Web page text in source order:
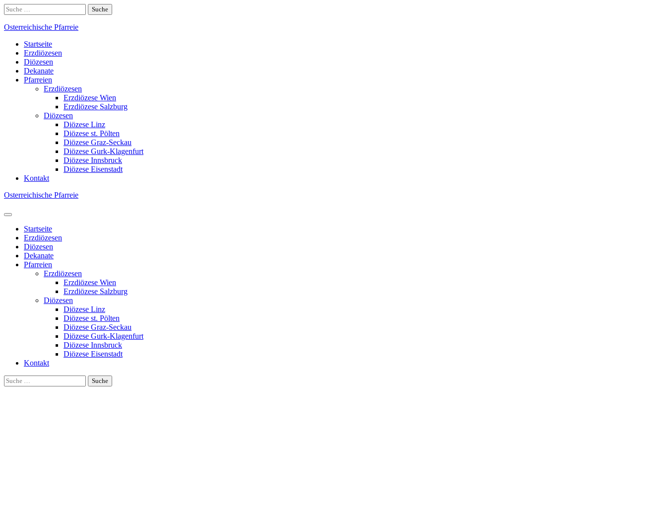
Skip
to
content
Suche
nach:
Osterreichische Pfarreie
Startseite
Erzdiözesen
Diözesen
Dekanate
Pfarreien
Erzdiözesen
Erzdiözese Wien
Erzdiözese Salzburg
Diözesen
Diözese Linz
Diözese st. Pölten
Diözese Graz-Seckau
Diözese Gurk-Klagenfurt
Diözese Innsbruck
Diözese Eisenstadt
Kontakt
Osterreichische Pfarreie
Startseite
Erzdiözesen
Diözesen
Dekanate
Pfarreien
Erzdiözesen
Erzdiözese Wien
Erzdiözese Salzburg
Diözesen
Diözese Linz
Diözese st. Pölten
Diözese Graz-Seckau
Diözese Gurk-Klagenfurt
Diözese Innsbruck
Diözese Eisenstadt
Kontakt
Suche
nach: